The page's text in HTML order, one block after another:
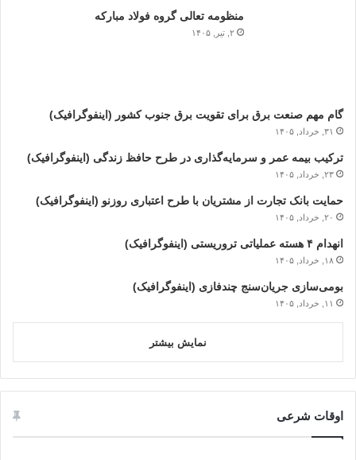
منظومه تعالی گروه فولاد مبارکه
۲, تیر, ۱۴۰۵
گام مهم صنعت برق برای تقویت برق جنوب کشور (اینفوگرافیک)
۳۱, خرداد, ۱۴۰۵
ترکیب بیمه عمر و سرمایه‌گذاری در طرح حافظ زندگی (اینفوگرافیک)
۲۳, خرداد, ۱۴۰۵
حمایت بانک تجارت از مشتریان با طرح اعتباری روزنو (اینفوگرافیک)
۲۰, خرداد, ۱۴۰۵
انهدام ۴ هسته عملیاتی تروریستی (اینفوگرافیک)
۱۸, خرداد, ۱۴۰۵
بومی‌سازی جریان‌سنج چندفازی (اینفوگرافیک)
۱۱, خرداد, ۱۴۰۵
نمایش بیشتر
اوقات شرعی